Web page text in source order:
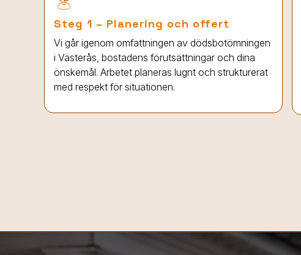
Steg 1 – Planering och offert
Vi går igenom omfattningen av dödsbotömningen
i Västerås, bostadens förutsättningar och dina
önskemål. Arbetet planeras lugnt och strukturerat
med respekt för situationen.